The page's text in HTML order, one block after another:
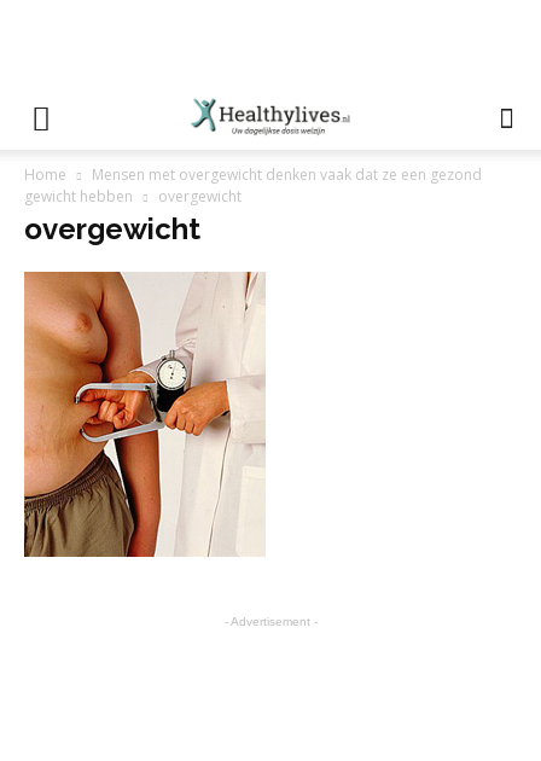
Home
Mensen met overgewicht denken vaak dat ze een gezond
gewicht hebben
overgewicht
overgewicht
- Advertisement -